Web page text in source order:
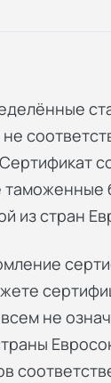
таможенные
из стран
не